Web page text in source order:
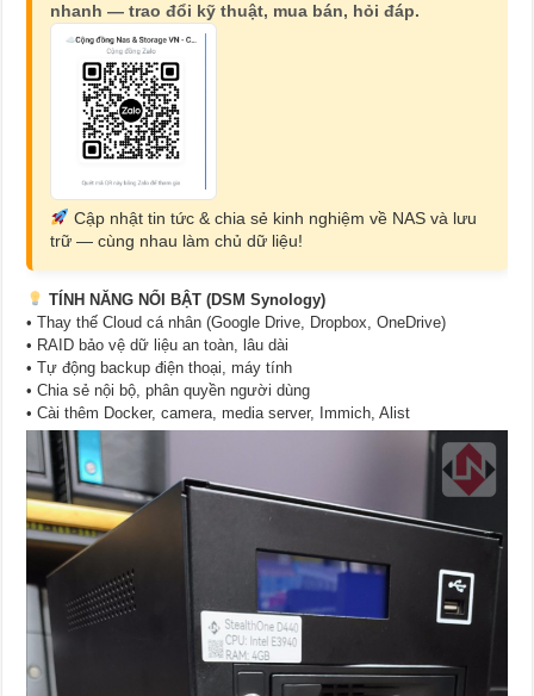
nhanh — trao đổi kỹ thuật, mua bán, hỏi đáp.
Cập nhật tin tức & chia sẻ kinh nghiệm về NAS và lưu
trữ — cùng nhau làm chủ dữ liệu!
TÍNH NĂNG NỔI BẬT (DSM Synology)
• Thay thế Cloud cá nhân (Google Drive, Dropbox, OneDrive)
• RAID bảo vệ dữ liệu an toàn, lâu dài
• Tự động backup điện thoại, máy tính
• Chia sẻ nội bộ, phân quyền người dùng
• Cài thêm Docker, camera, media server, Immich, Alist